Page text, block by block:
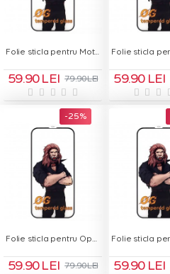
Folie sticla pentru Motorola Moto G84 - OG Green Glass
59.90 LEI 79.90 LEI 59.90 LEI
-25 %
Folie sticla pentru Oppo A5 Pro - OG Green Glass
59.90 LEI 79.90 LEI 59.90 LEI